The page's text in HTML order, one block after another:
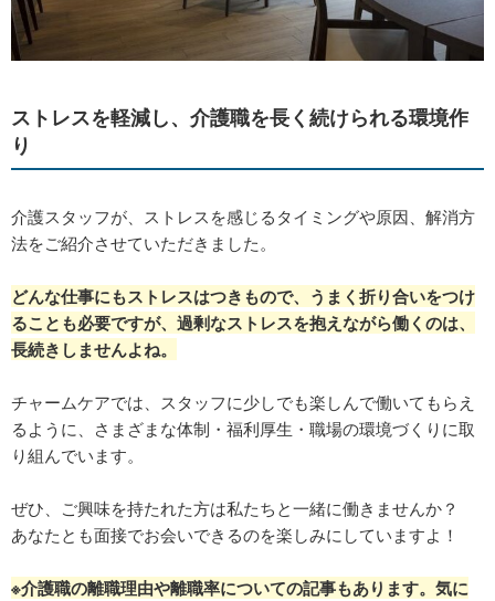
ストレスを軽減し、介護職を長く続けられる環境作
り
介護スタッフが、ストレスを感じるタイミングや原因、解消方
法をご紹介させていただきました。
どんな仕事にもストレスはつきもので、うまく折り合いをつけ
ることも必要ですが、過剰なストレスを抱えながら働くのは、
長続きしませんよね。
チャームケアでは、スタッフに少しでも楽しんで働いてもらえ
るように、さまざまな体制・福利厚生・職場の環境づくりに取
り組んでいます。
ぜひ、ご興味を持たれた方は私たちと一緒に働きませんか？
あなたとも面接でお会いできるのを楽しみにしていますよ！
※介護職の離職理由や離職率についての記事もあります。気に